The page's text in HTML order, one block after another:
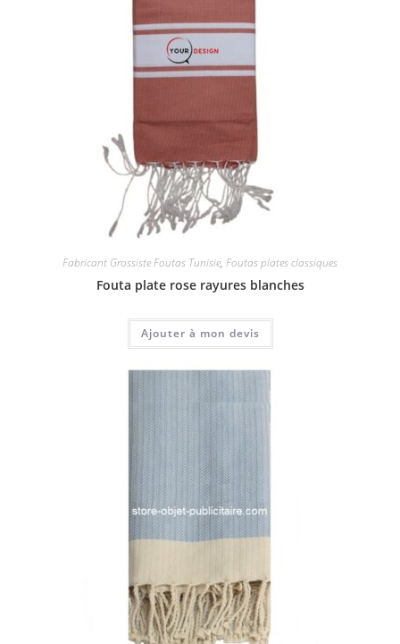
Fabricant Grossiste Foutas Tunisie, Foutas plates classiques
Fouta plate rose rayures blanches
Ajouter à mon devis